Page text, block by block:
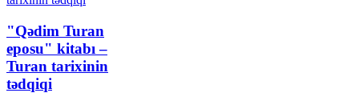
"Qədim Turan
eposu" kitabı –
Turan tarixinin
tədqiqi